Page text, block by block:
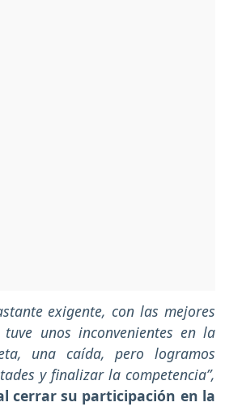
exigente, con las mejores
unos inconvenientes en la
una caída, pero logramos
y finalizar la competencia”,
cerrar su participación en la